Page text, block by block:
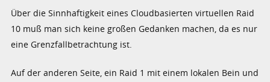
Über die Sinnhaftigkeit eines Cloudbasierten virtuellen Raid
10 muß man sich keine großen Gedanken machen, da es nur
eine Grenzfallbetrachtung ist.
Auf der anderen Seite, ein Raid 1 mit einem lokalen Bein und